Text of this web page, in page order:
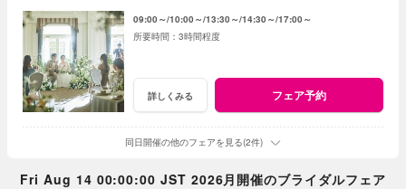
09:00～ 10:00～ 13:30～ 14:30～ 17:00～
3時間程度
詳しくみる フェア予約
同日開催の他のフェアを見る(2件)
Fri Aug 14 00:00:00 JST 2026月開催のブライダルフェア